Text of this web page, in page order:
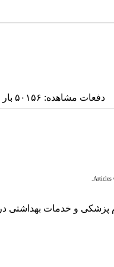
دفعات مشاهده: ۵۰۱۵۶ بار |
Articles